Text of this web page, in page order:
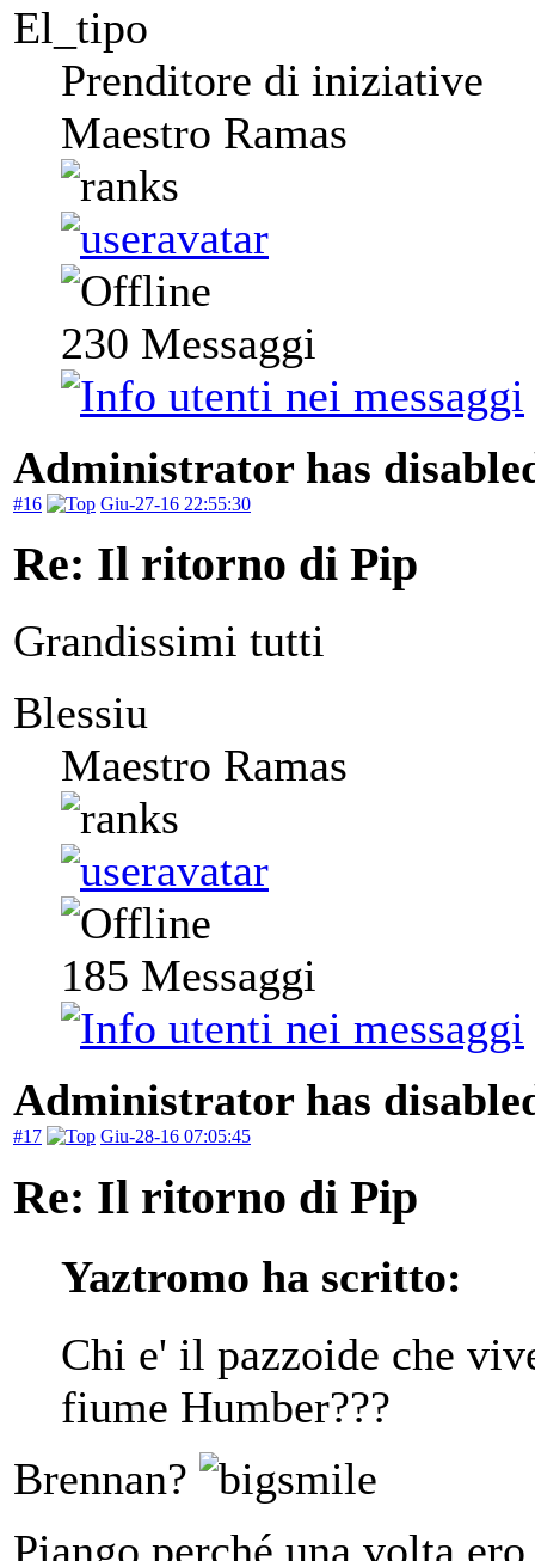
El_tipo
Prenditore di iniziative
Maestro Ramas
230 Messaggi
Administrator has
#16 Giu-27-16 22:55:30
Re: Il ritorno di Pip
Grandissimi tutti
Blessiu
Maestro Ramas
185 Messaggi
Administrator has
#17 Giu-28-16 07:05:45
Re: Il ritorno di Pip
Yaztromo ha scritto:
Chi e' il pazzoide che
fiume Humber???
Brennan?
Piango perché una volta